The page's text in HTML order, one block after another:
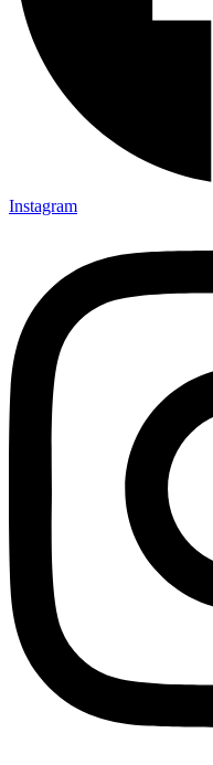
Instagram